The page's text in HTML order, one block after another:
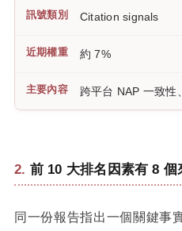
Citation signals
約 7%
跨平台 NAP 一致性
前 10 大排名因素有 8 個
同一份報告指出一個關鍵事